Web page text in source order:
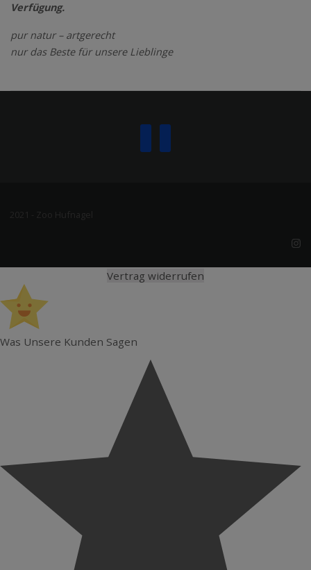
Verfügung.
pur natur – artgerecht
nur das Beste für unsere Lieblinge
Vertrag widerrufen
Was Unsere Kunden Sagen